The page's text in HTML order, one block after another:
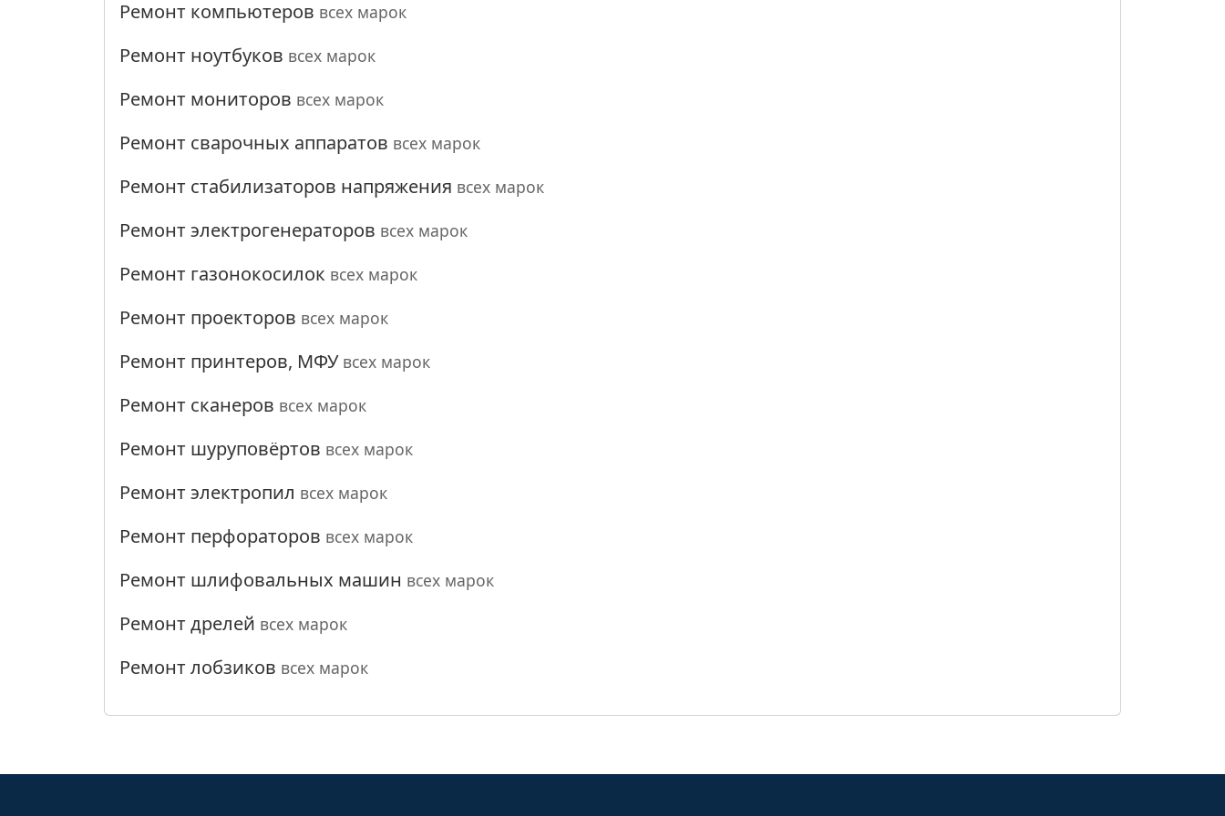
Ремонт компьютеров всех марок
Ремонт ноутбуков всех марок
Ремонт мониторов всех марок
Ремонт сварочных аппаратов всех марок
Ремонт стабилизаторов напряжения всех марок
Ремонт электрогенераторов всех марок
Ремонт газонокосилок всех марок
Ремонт проекторов всех марок
Ремонт принтеров, МФУ всех марок
Ремонт сканеров всех марок
Ремонт шуруповёртов всех марок
Ремонт электропил всех марок
Ремонт перфораторов всех марок
Ремонт шлифовальных машин всех марок
Ремонт дрелей всех марок
Ремонт лобзиков всех марок